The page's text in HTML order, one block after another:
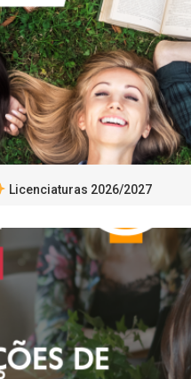
Licenciaturas 2026/2027